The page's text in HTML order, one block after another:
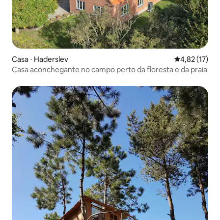
Casa ⋅ Haderslev 4,82 de uma
4,82 (17)
Casa aconchegante no campo perto da floresta e da praia